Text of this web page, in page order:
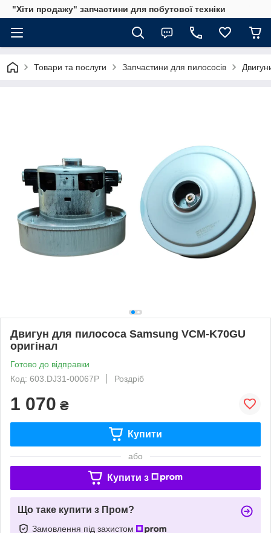
"Хіти продажу" запчастини для побутової техніки
Товари та послуги Запчастини для пилососів
Двигун для пилососа Samsung VCM-K70GU
оригінал
Готово до відправки
Код: 603.DJ31-00067P
Роздріб
1 070 ₴
Купити
або
Купити з
Що таке купити з Пром?
Замовлення під захистом